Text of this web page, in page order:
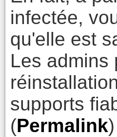
infectée,
qu'elle est
Les admins
supports
(Permalink)